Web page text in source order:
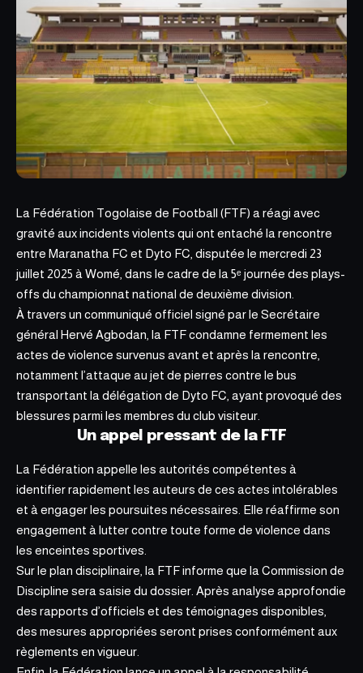
La Fédération Togolaise de Football (FTF) a réagi avec
gravité aux incidents violents qui ont entaché la rencontre
entre Maranatha FC et Dyto FC, disputée le mercredi 23
juillet 2025 à Womé, dans le cadre de la 5ᵉ journée des plays-
offs du championnat national de deuxième division.
À travers un communiqué officiel signé par le Secrétaire
général Hervé Agbodan, la FTF condamne fermement les
actes de violence survenus avant et après la rencontre,
notamment l’attaque au jet de pierres contre le bus
transportant la délégation de Dyto FC, ayant provoqué des
blessures parmi les membres du club visiteur.
Un appel pressant de la FTF
La Fédération appelle les autorités compétentes à
identifier rapidement les auteurs de ces actes intolérables
et à engager les poursuites nécessaires. Elle réaffirme son
engagement à lutter contre toute forme de violence dans
les enceintes sportives.
Sur le plan disciplinaire, la FTF informe que la Commission de
Discipline sera saisie du dossier. Après analyse approfondie
des rapports d’officiels et des témoignages disponibles,
des mesures appropriées seront prises conformément aux
règlements en vigueur.